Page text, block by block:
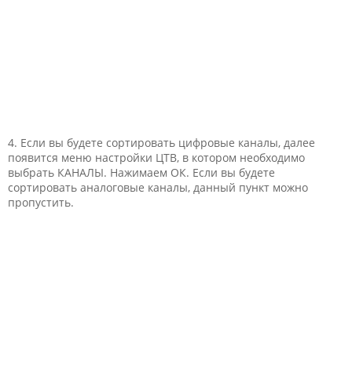
4. Если вы будете сортировать цифровые каналы, далее
появится меню настройки ЦТВ, в котором необходимо
выбрать КАНАЛЫ. Нажимаем ОК. Если вы будете
сортировать аналоговые каналы, данный пункт можно
пропустить.